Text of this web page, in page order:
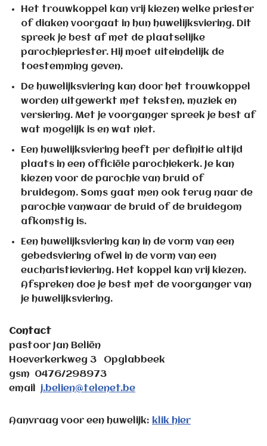
Het trouwkoppel kan vrij kiezen welke priester
of diaken voorgaat in hun huwelijksviering. Dit
spreek je best af met de plaatselijke
parochiepriester. Hij moet uiteindelijk de
toestemming geven.
De huwelijksviering kan door het trouwkoppel
worden uitgewerkt met teksten, muziek en
versiering. Met je voorganger spreek je best af
wat mogelijk is en wat niet.
Een huwelijksviering heeft per definitie altijd
plaats in een officiële parochiekerk. Je kan
kiezen voor de parochie van bruid of
bruidegom. Soms gaat men ook terug naar de
parochie vanwaar de bruid of de bruidegom
afkomstig is.
Een huwelijksviering kan in de vorm van een
gebedsviering ofwel in de vorm van een
eucharistieviering. Het koppel kan vrij kiezen.
Afspreken doe je best met de voorganger van
je huwelijksviering.
Contact
pastoor Jan Beliën
Hoeverkerkweg 3 Opglabbeek
gsm 0476/298973
email j.belien@telenet.be
Aanvraag voor een huwelijk: klik hier